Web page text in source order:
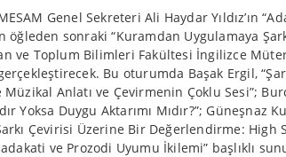
Genel Sekreteri Ali Haydar Yıldız’ın
öğleden sonraki “Kuramdan Uygulamaya
ve Toplum Bilimleri Fakültesi İngilizce
Bu oturumda Başak Ergil,
Anlatı ve Çevirmenin Çoklu Sesi”;
Yoksa Duygu Aktarımı Mıdır?”; Güneşnaz
Çevirisi Üzerine Bir Değerlendirme: High
ve Prozodi Uyumu İkilemi” başlıklı